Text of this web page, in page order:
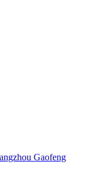
Gaofeng